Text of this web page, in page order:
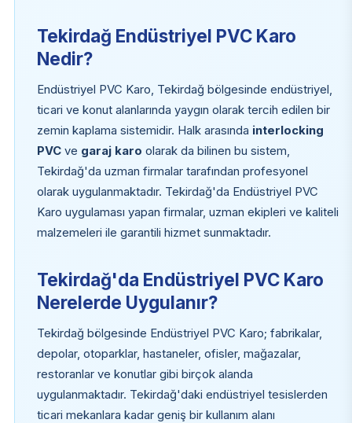
Tekirdağ Endüstriyel PVC Karo
Nedir?
Endüstriyel PVC Karo, Tekirdağ bölgesinde endüstriyel,
ticari ve konut alanlarında yaygın olarak tercih edilen bir
zemin kaplama sistemidir. Halk arasında interlocking
PVCve garaj karo olarak da bilinen bu sistem,
Tekirdağ'da uzman firmalar tarafından profesyonel
olarak uygulanmaktadır. Tekirdağ'da Endüstriyel PVC
Karo uygulaması yapan firmalar, uzman ekipleri ve kaliteli
malzemeleri ile garantili hizmet sunmaktadır.
Tekirdağ'da Endüstriyel PVC Karo
Nerelerde Uygulanır?
Tekirdağ bölgesinde Endüstriyel PVC Karo; fabrikalar,
depolar, otoparklar, hastaneler, ofisler, mağazalar,
restoranlar ve konutlar gibi birçok alanda
uygulanmaktadır. Tekirdağ'daki endüstriyel tesislerden
ticari mekanlara kadar geniş bir kullanım alanı